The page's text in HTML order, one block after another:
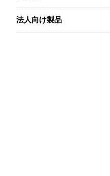
法人向け製品